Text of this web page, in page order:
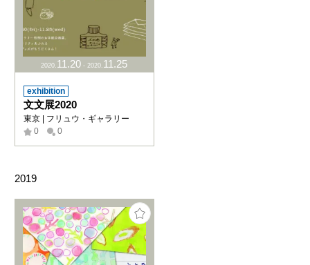
2020 11 .20 - 2020 11 .25
exhibition
文文展2020
東京 | フリュウ・ギャラリー
0
0
2019